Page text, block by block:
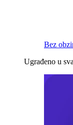
Bez
Ugrađeno u